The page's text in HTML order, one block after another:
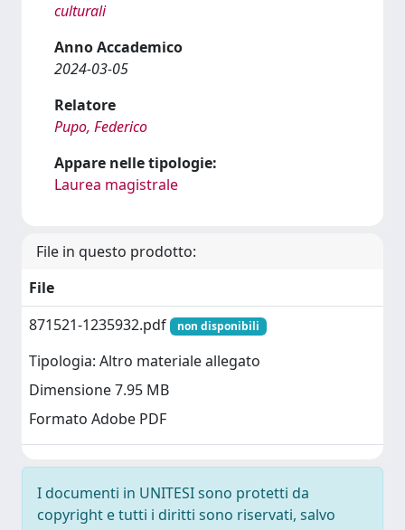
culturali
Anno Accademico
2024-03-05
Relatore
Pupo, Federico
Appare nelle tipologie:
Laurea magistrale
File in questo prodotto:
File
871521-1235932.pdf
non disponibili
Tipologia: Altro materiale allegato
Dimensione 7.95 MB
Formato Adobe PDF
I documenti in UNITESI sono protetti da
copyright e tutti i diritti sono riservati, salvo